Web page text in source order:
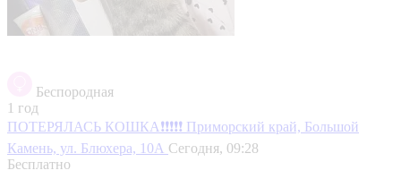
Беспородная
1 год
ПОТЕРЯЛАСЬ КОШКА❗❗❗❗❗ Приморский край, Большой
Камень, ул. Блюхера, 10А Сегодня, 09:28
Бесплатно